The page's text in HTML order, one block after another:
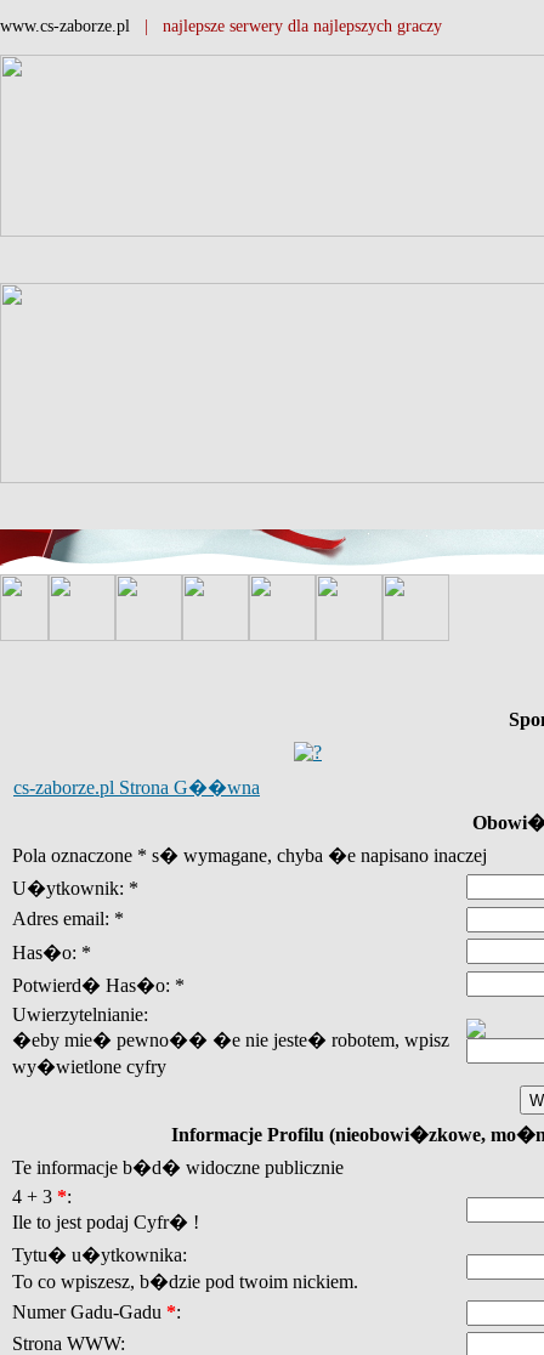
www.cs-zaborze.pl | najlepsze serwery dla najlepszych graczy
cs-zaborze.pl Strona G��wna
Pola oznaczone * s� wymagane, chyba �e napisano inaczej
U�ytkownik: *
Adres email: *
Has�o: *
Potwierd� Has�o: *
Uwierzytelnianie:
�eby mie� pewno�� �e nie jeste� robotem, wpisz
wy�wietlone cyfry
Informacje Profilu (nieobowi�zkowe,
Te informacje b�d� widoczne publicznie
4 + 3 *:
Ile to jest podaj Cyfr� !
Tytu� u�ytkownika:
To co wpiszesz, b�dzie pod twoim nickiem.
Numer Gadu-Gadu *:
Strona WWW: